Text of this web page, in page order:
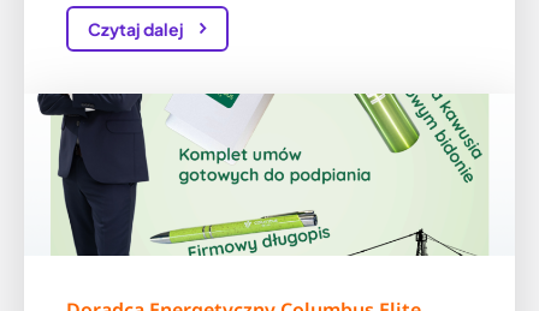
Czytaj dalej